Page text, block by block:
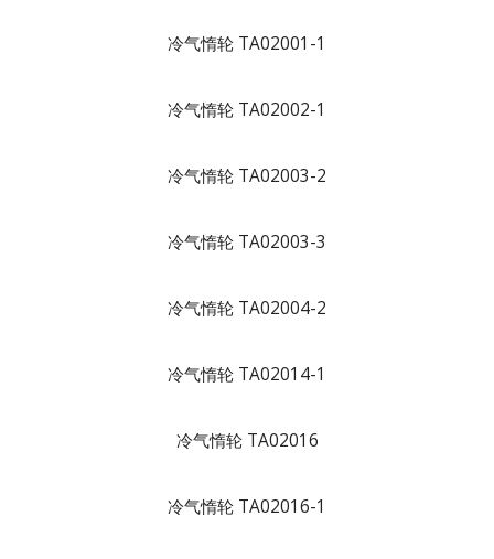
冷气惰轮 TA02001-1
冷气惰轮 TA02002-1
冷气惰轮 TA02003-2
冷气惰轮 TA02003-3
冷气惰轮 TA02004-2
冷气惰轮 TA02014-1
冷气惰轮 TA02016
冷气惰轮 TA02016-1